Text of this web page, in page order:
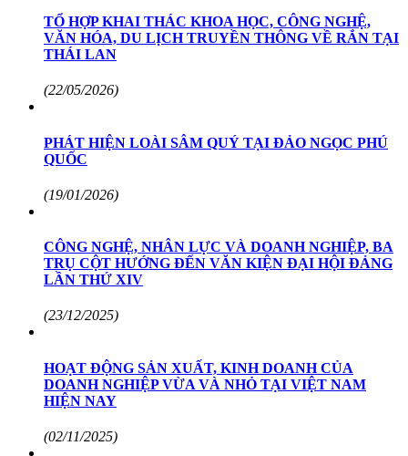
TỔ HỢP KHAI THÁC KHOA HỌC, CÔNG NGHỆ,
VĂN HÓA, DU LỊCH TRUYỀN THÔNG VỀ RẮN TẠI
THÁI LAN
(22/05/2026)
PHÁT HIỆN LOÀI SÂM QUÝ TẠI ĐẢO NGỌC PHÚ
QUỐC
(19/01/2026)
CÔNG NGHỆ, NHÂN LỰC VÀ DOANH NGHIỆP, BA
TRỤ CỘT HƯỚNG ĐẾN VĂN KIỆN ĐẠI HỘI ĐẢNG
LẦN THỨ XIV
(23/12/2025)
HOẠT ĐỘNG SẢN XUẤT, KINH DOANH CỦA
DOANH NGHIỆP VỪA VÀ NHỎ TẠI VIỆT NAM
HIỆN NAY
(02/11/2025)